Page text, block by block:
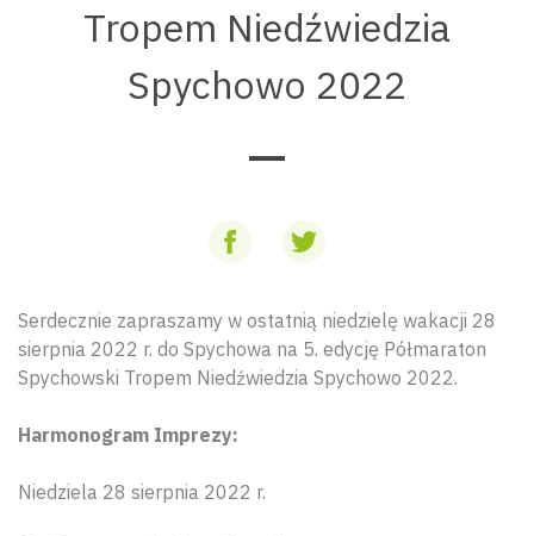
Tropem Niedźwiedzia
Spychowo 2022
Serdecznie zapraszamy w ostatnią niedzielę wakacji 28
sierpnia 2022 r. do Spychowa na 5. edycję Półmaraton
Spychowski Tropem Niedźwiedzia Spychowo 2022.
Harmonogram Imprezy:
Niedziela 28 sierpnia 2022 r.